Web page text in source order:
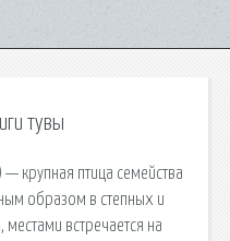
тувы
крупная птица семейства
образом в степных и
встречается на